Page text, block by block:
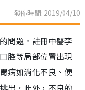
發佈時間: 2019/04/10
問題。註冊中醫李
腔等局部位置出現
病如消化不良、便
出。此外，不良的